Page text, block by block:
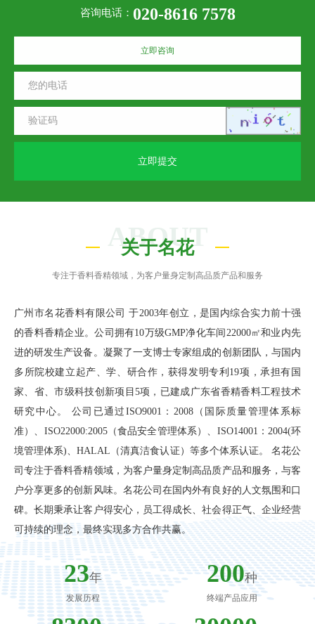
咨询电话： 020-8616 7578
立即咨询
立即提交
ABOUT
关于名花
专注于香料香精领域，为客户量身定制高品质产品和服务
广州市名花香料有限公司 于2003年创立，是国内综合实力前十强
的香料香精企业。公司拥有10万级GMP净化车间22000㎡和业内先
进的研发生产设备。凝聚了一支博士专家组成的创新团队，与国内
多所院校建立起产、学、研合作，获得发明专利19项，承担有国
家、省、市级科技创新项目5项，已建成广东省香精香料工程技术
研究中心。 公司已通过ISO9001：2008（国际质量管理体系标
准）、ISO22000:2005（食品安全管理体系）、ISO14001：2004(环
境管理体系)、HALAL（清真洁食认证）等多个体系认证。 名花公
司专注于香料香精领域，为客户量身定制高品质产品和服务，与客
户分享更多的创新风味。名花公司在国内外有良好的人文氛围和口
碑。长期秉承让客户得安心，员工得成长、社会得正气、企业经营
可持续的理念，最终实现多方合作共赢。
23年
发展历程
200种
终端产品应用